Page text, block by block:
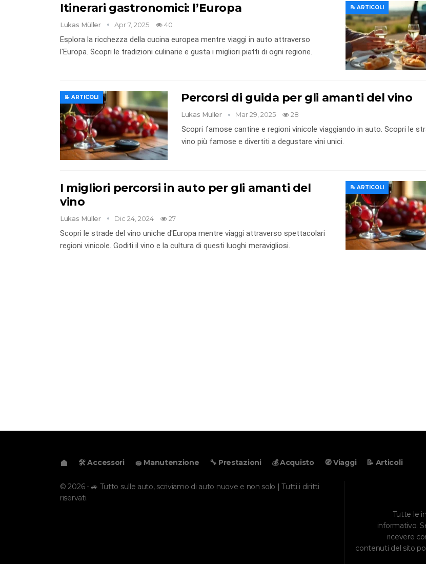
📝 ARTICOLI
Itinerari gastronomici: l’Europa
Lukas Müller Apr 7, 2025 40
Esplora la ricchezza della cucina europea mentre viaggi in auto attraverso
l'Europa. Scopri le tradizioni culinarie e gusta i migliori piatti di ogni regione.
📝 ARTICOLI Percorsi di guida per gli amanti del vino
Lukas Müller Mar 29, 2025 28
Scopri famose cantine e regioni vinicole viaggiando in auto. Scopri le
vino più famose e divertiti a degustare vini unici.
📝 ARTICOLI
I migliori percorsi in auto per gli amanti del
vino
Lukas Müller Dic 24, 2024 27
Scopri le strade del vino uniche d'Europa mentre viaggi attraverso spettacolari
regioni vinicole. Goditi il ​​vino e la cultura di questi luoghi meravigliosi.
🛠️ Accessori 🧽 Manutenzione 🔧 Prestazioni 💰 Acquisto 🧭 Viaggi 📝 Articoli
© 2026 - 🚙 Tutto sulle auto, scriviamo di auto nuove e non solo | Tutti i diritti
riservati.
Tutte le
informativo.
ricevere
contenuti del sito